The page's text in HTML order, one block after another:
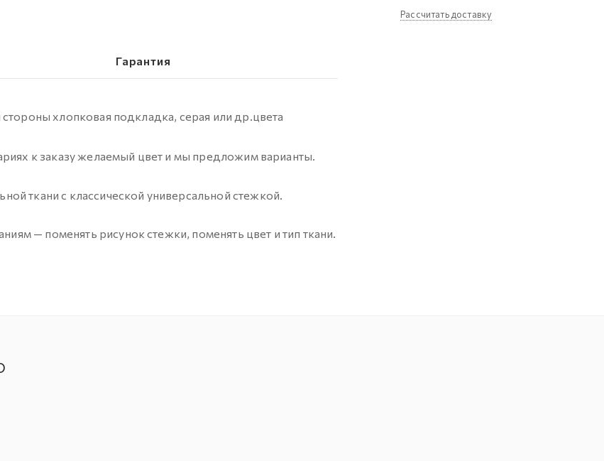
Гарантия
хлопковая подкладка, серая или др.цвета
к заказу желаемый цвет и мы предложим варианты.
ткани с классической универсальной стежкой.
— поменять рисунок стежки, поменять цвет и тип ткани.
Рассчитать доставку